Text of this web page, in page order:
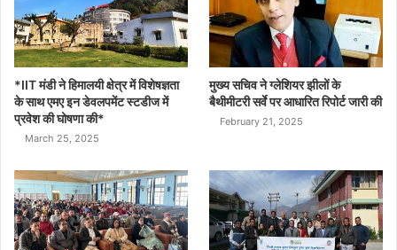
*IIT मंडी ने हिमालयी क्षेत्र में विशेषज्ञता
के साथ एमए इन डेवलपमेंट स्टडीज में
प्रवेश की घोषणा की*
March 25, 2025
मुख्य सचिव ने ग्लेशियर झीलों के
बैथीमीटरी सर्वे पर आधारित रिपोर्ट जारी की
February 21, 2025